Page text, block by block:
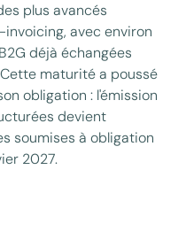
plus avancés
avec environ
déjà échangées
maturité a poussé
obligation : l'émission
devient
soumises à obligation
2027.